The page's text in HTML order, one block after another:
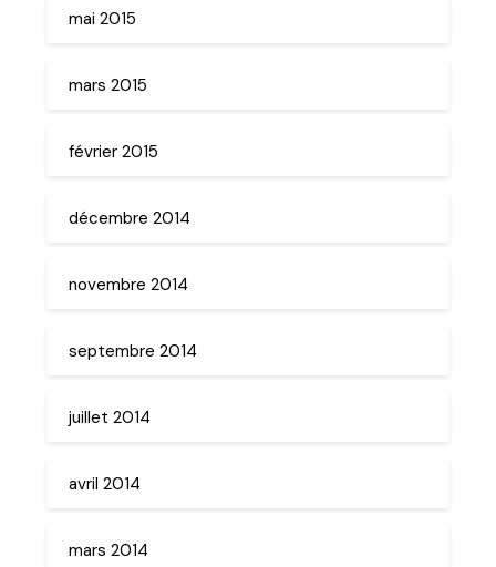
mai 2015
mars 2015
février 2015
décembre 2014
novembre 2014
septembre 2014
juillet 2014
avril 2014
mars 2014